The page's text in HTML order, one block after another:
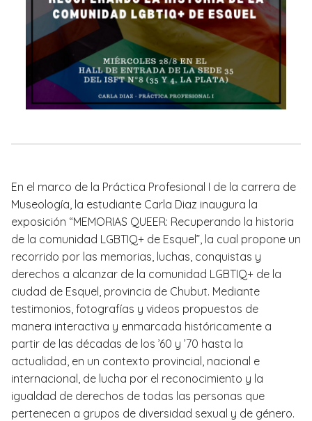
En el marco de la Práctica Profesional I de la carrera de
Museología, la estudiante Carla Diaz inaugura la
exposición “MEMORIAS QUEER: Recuperando la historia
de la comunidad LGBTIQ+ de Esquel”, la cual propone un
recorrido por las memorias, luchas, conquistas y
derechos a alcanzar de la comunidad LGBTIQ+ de la
ciudad de Esquel, provincia de Chubut. Mediante
testimonios, fotografías y videos propuestos de
manera interactiva y enmarcada históricamente a
partir de las décadas de los ’60 y ’70 hasta la
actualidad, en un contexto provincial, nacional e
internacional, de lucha por el reconocimiento y la
igualdad de derechos de todas las personas que
pertenecen a grupos de diversidad sexual y de género.